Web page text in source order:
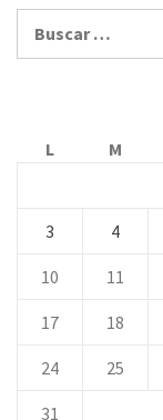
L
M
3 4
10 11
17 18
24 25
31